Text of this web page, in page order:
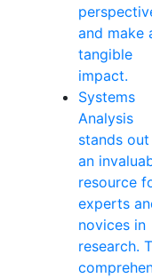
and make
tangible
impact.
Systems
Analysis
stands out
an
resource
experts
novices in
research.